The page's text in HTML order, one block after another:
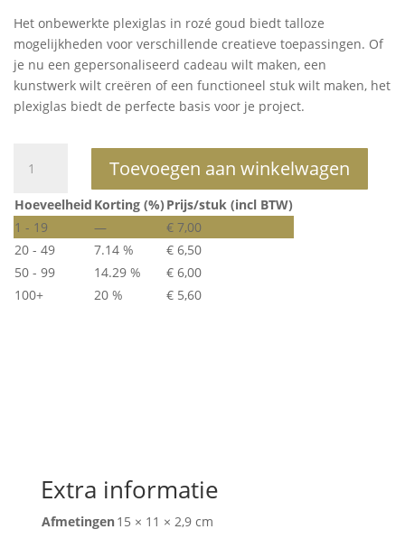
Het onbewerkte plexiglas in rozé goud biedt talloze
mogelijkheden voor verschillende creatieve toepassingen. Of
je nu een gepersonaliseerd cadeau wilt maken, een
kunstwerk wilt creëren of een functioneel stuk wilt maken, het
plexiglas biedt de perfecte basis voor je project.
gouden
-
rond
blanco
hoeveelheid
Toevoegen aan winkelwagen
Hoeveelheid Korting (%) Prijs/stuk (incl BTW)
1 - 19
— € 7,00
20 - 49
7.14 % € 6,50
50 - 99
14.29 % € 6,00
100+
20 % € 5,60
Extra informatie
Afmetingen15 × 11 × 2,9 cm